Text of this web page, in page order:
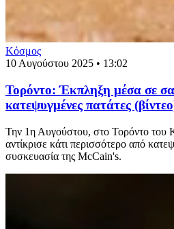
Κόσμος
10 Αυγούστου 2025 • 13:02
Τορόντο: Έκπληξη μέσα σε
κατεψυγμένες πατάτες
Την 1η Αυγούστου, στο Τορόντο του
αντίκρισε κάτι περισσότερο από
συσκευασία της McCain's.